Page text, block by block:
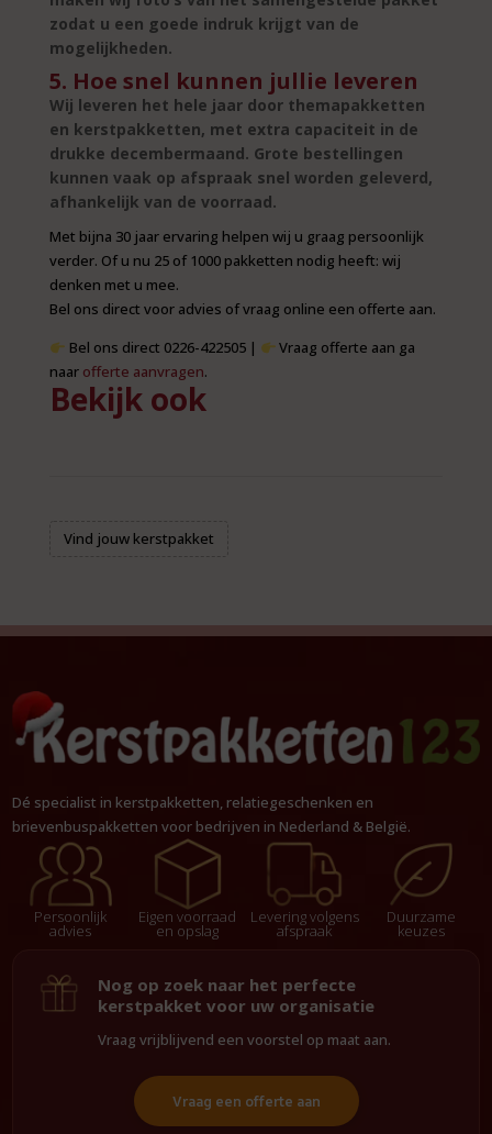
zodat u een goede indruk krijgt van de
mogelijkheden.
5. Hoe snel kunnen jullie leveren
Wij leveren het hele jaar door themapakketten
en kerstpakketten, met extra capaciteit in de
drukke decembermaand. Grote bestellingen
kunnen vaak op afspraak snel worden geleverd,
afhankelijk van de voorraad.
Met bijna 30 jaar ervaring helpen wij u graag persoonlijk
verder. Of u nu 25 of 1000 pakketten nodig heeft: wij
denken met u mee.
Bel ons direct voor advies of vraag online een offerte aan.
Bel ons direct 0226-422505|
Vraag offerte aan ga
naar offerte aanvragen.
Bekijk ook
Vind jouw kerstpakket
Dé specialist in kerstpakketten, relatiegeschenken en
brievenbuspakketten voor bedrijven in Nederland & België.
Persoonlijk
advies
Eigen voorraad
en opslag
Levering volgens
afspraak
Duurzame
keuzes
Nog op zoek naar het perfecte
kerstpakket voor uw organisatie
Vraag vrijblijvend een voorstel op maat aan.
Vraag een offerte aan